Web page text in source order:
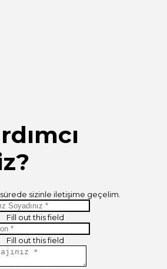
sizinle iletişime geçelim.
Fill out this field
Fill out this field